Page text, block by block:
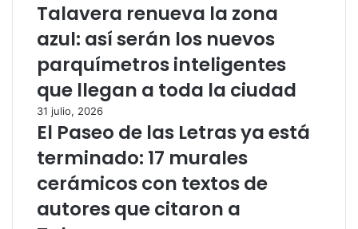
Talavera renueva la zona
azul: así serán los nuevos
parquímetros inteligentes
que llegan a toda la ciudad
31 julio, 2026
El Paseo de las Letras ya está
terminado: 17 murales
cerámicos con textos de
autores que citaron a